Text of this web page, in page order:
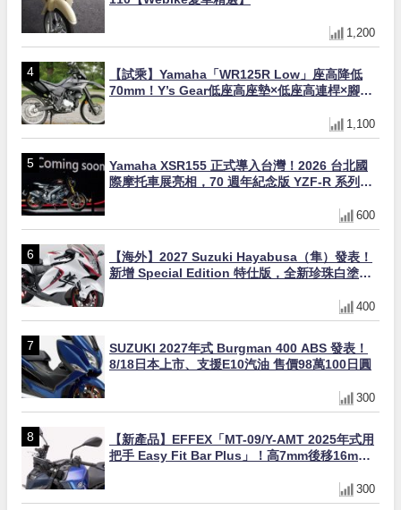
1,200
【試乘】Yamaha「WR125R Low」座高降低
70mm！Y’s Gear低座高座墊×低座高連桿×腳踏
1,100
Yamaha XSR155 正式導入台灣！2026 台北國
際摩托車展亮相，70 週年紀念版 YZF-R 系列限
600
【海外】2027 Suzuki Hayabusa（隼）發表！
新增 Special Edition 特仕版，全新珍珠白塗裝
400
SUZUKI 2027年式 Burgman 400 ABS 發表！
8/18日本上市、支援E10汽油 售價98萬100日圓
300
【新產品】EFFEX「MT-09/Y-AMT 2025年式用
把手 Easy Fit Bar Plus」！高7mm後移16mm
300